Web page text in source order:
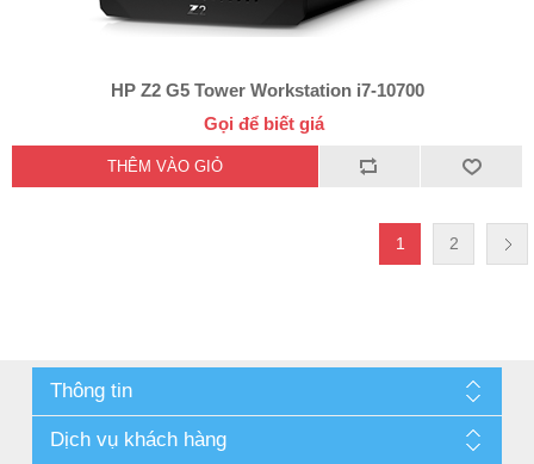
HP Z2 G5 Tower Workstation i7-10700
Gọi để biết giá
1 2
Thông tin
Dịch vụ khách hàng